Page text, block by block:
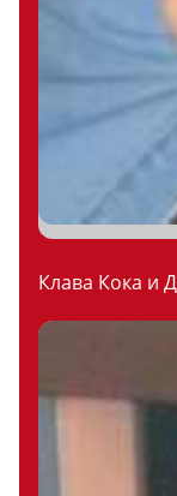
Клава Кока и